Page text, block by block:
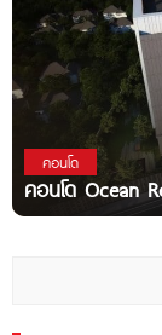
คอนโด
คอนโด Ocean